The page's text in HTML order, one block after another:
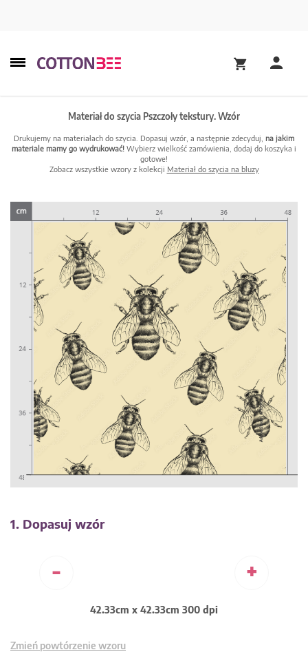
Materiał do szycia Pszczoły tekstury. Wzór
Drukujemy na materiałach do szycia. Dopasuj wzór, a następnie zdecyduj, na jakim
materiale mamy go wydrukować! Wybierz wielkość zamówienia, dodaj do koszyka i
gotowe!
Zobacz wszystkie wzory z kolekcji Materiał do szycia na bluzy
1. Dopasuj wzór
- +
42.33cm x 42.33cm 300 dpi
Zmień powtórzenie wzoru